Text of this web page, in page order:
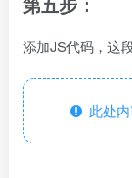
添加JS代码，这
此处内